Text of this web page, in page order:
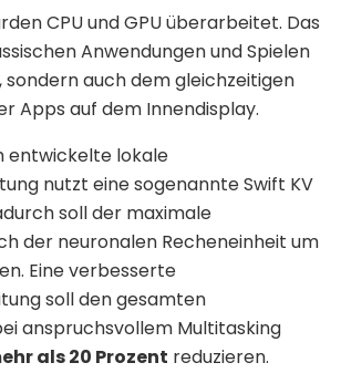
CPU und GPU überarbeitet. Das
Anwendungen und Spielen
sondern auch dem gleichzeitigen
Apps auf dem Innendisplay.
entwickelte lokale
nutzt eine sogenannte Swift KV
soll der maximale
der neuronalen Recheneinheit um
Eine verbesserte
soll den gesamten
anspruchsvollem Multitasking
als 20 Prozent reduzieren.